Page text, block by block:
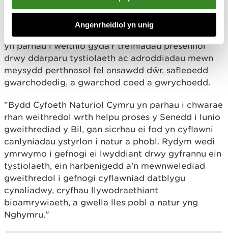
Angenrheidiol yn unig
adfer.
"Tra bod y corff newydd yn cael ei sefydlu, byddwn
yn parhau i weithio gyda’r trefniadau presennol
drwy ddarparu tystiolaeth ac adroddiadau mewn
meysydd perthnasol fel ansawdd dŵr, safleoedd
gwarchodedig, a gwarchod coed a gwrychoedd.
"Bydd Cyfoeth Naturiol Cymru yn parhau i chwarae
rhan weithredol wrth helpu proses y Senedd i lunio
gweithrediad y Bil, gan sicrhau ei fod yn cyflawni
canlyniadau ystyrlon i natur a phobl. Rydym wedi
ymrwymo i gefnogi ei lwyddiant drwy gyfrannu ein
tystiolaeth, ein harbenigedd a'n mewnwelediad
gweithredol i gefnogi cyflawniad datblygu
cynaliadwy, cryfhau llywodraethiant
bioamrywiaeth, a gwella lles pobl a natur yng
Nghymru."